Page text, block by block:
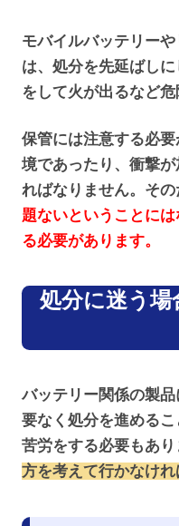
モバイルバッテリー
は、処分を先延ばし
をして火が出るなど危
保管には注意する必
境であったり、衝撃
ればなりません。その
題ないということに
る必要があります。
処分に迷う場
バッテリー関係の製
要なく処分を進める
苦労をする必要もあ
方を考えて行かなけれ